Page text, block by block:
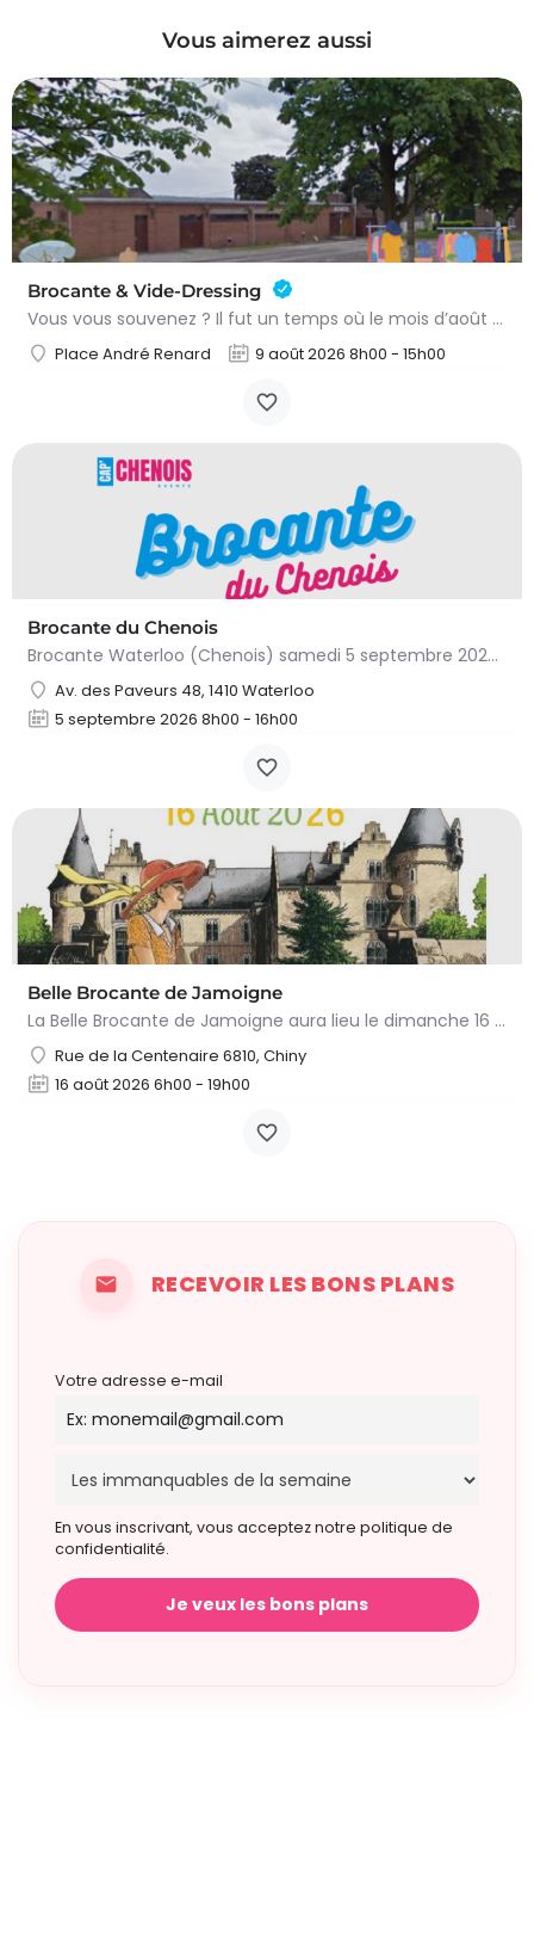
Vous aimerez aussi
Brocante & Vide-Dressing
Vous vous souvenez ? Il fut un temps où le mois d’août au Viamont rimait avec festivités, convivialité et…
Place André Renard 9 août 2026 8h00 - 15h00
Brocante du Chenois
Brocante Waterloo (Chenois) samedi 5 septembre 2026 (8 à 16h) L’asbl Cap’Chenois vous propose de vendre et…
Av. des Paveurs 48, 1410 Waterloo
5 septembre 2026 8h00 - 16h00
Belle Brocante de Jamoigne
La Belle Brocante de Jamoigne aura lieu le dimanche 16 août 2026 de 6h00 à 18h00, proposant une centaine…
Rue de la Centenaire 6810, Chiny
16 août 2026 6h00 - 19h00
RECEVOIR LES BONS PLANS
Votre adresse e-mail
En vous inscrivant, vous acceptez notre politique de
confidentialité.